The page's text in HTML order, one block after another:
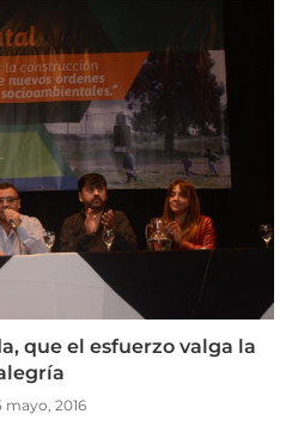
que el esfuerzo valga la
mayo, 2016